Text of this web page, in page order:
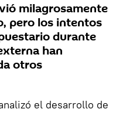
milagrosamente
pero los intentos
durante
han
otros
el desarrollo de